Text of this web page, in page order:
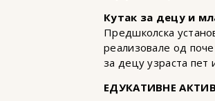
Кутак за децу и
Предшколска
реализовале од
за децу узраста пет
ЕДУКАТИВНЕ